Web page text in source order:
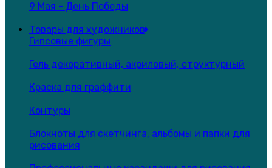
9 Мая - День Победы
Товары для художников
Гипсовые фигуры
Гель декоративный, акриловый, структурный
Краска для граффити
Контуры
Блокноты для скетчинга, альбомы и папки для
рисования